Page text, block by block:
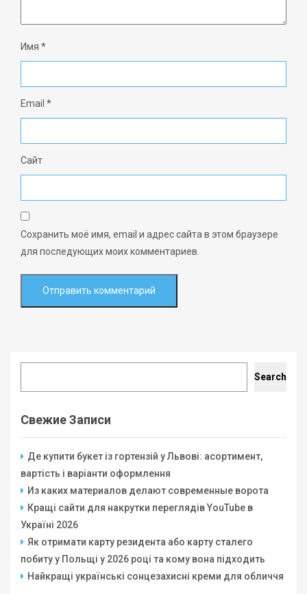
Имя *
Email *
Сайт
Сохранить моё имя, email и адрес сайта в этом браузере
для последующих моих комментариев.
Search
Свежие Записи
Де купити букет із гортензій у Львові: асортимент,
вартість і варіанти оформлення
Из каких материалов делают современные ворота
Кращі сайти для накрутки переглядів YouTube в
Україні 2026
Як отримати карту резидента або карту сталего
побиту у Польщі у 2026 році та кому вона підходить
Найкращі українські сонцезахисні креми для обличчя